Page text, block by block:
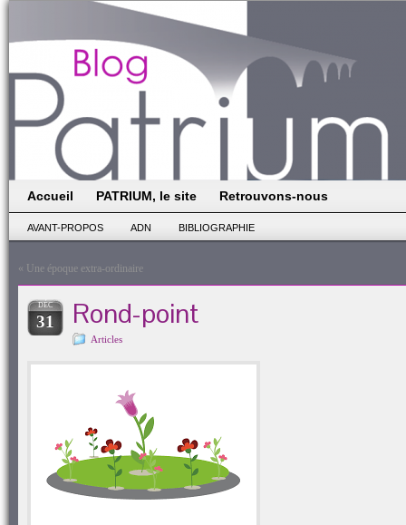
Accueil PATRIUM, le site Retrouvons-nous
AVANT-PROPOS ADN BIBLIOGRAPHIE
« Une époque extra-ordinaire
DÉC
31 Rond-point
Articles